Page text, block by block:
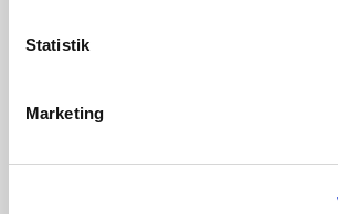
Statistik
Marketing
Kelvin |